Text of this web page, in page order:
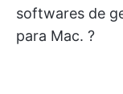
softwares de
para Mac. ?